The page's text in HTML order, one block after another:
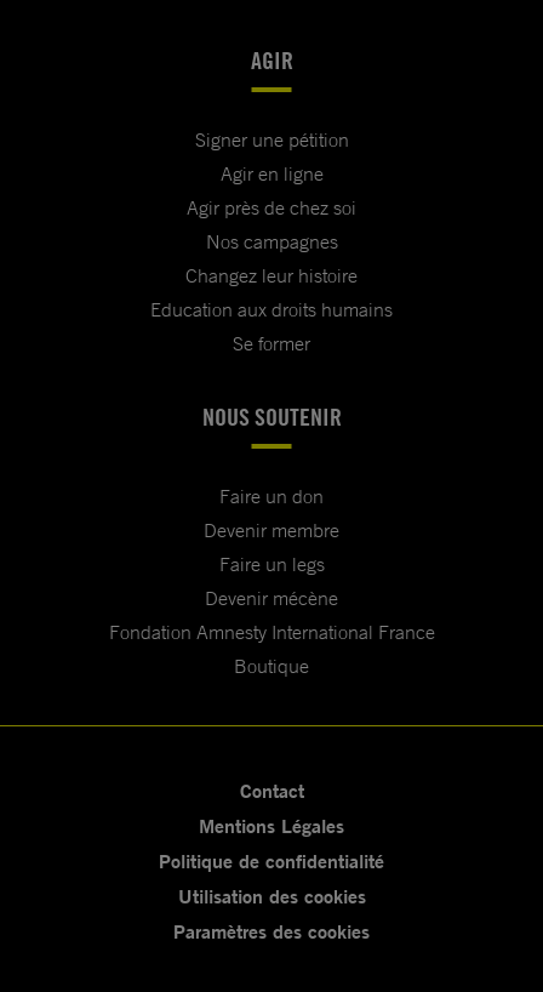
AGIR
Signer une pétition
Agir en ligne
Agir près de chez soi
Nos campagnes
Changez leur histoire
Education aux droits humains
Se former
NOUS SOUTENIR
Faire un don
Devenir membre
Faire un legs
Devenir mécène
Fondation Amnesty International France
Boutique
Contact
Mentions Légales
Politique de confidentialité
Utilisation des cookies
Paramètres des cookies